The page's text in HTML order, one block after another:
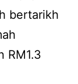
bertarikh
RM1.3